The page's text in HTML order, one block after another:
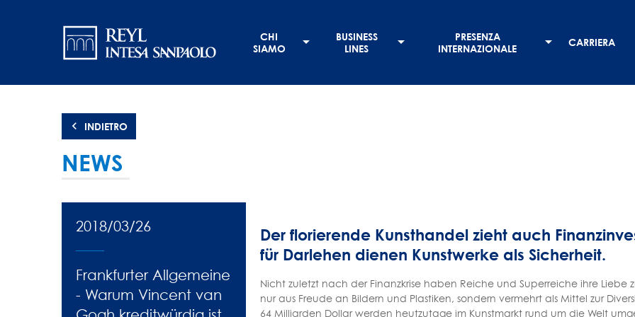
principale
CHI
SIAMO
BUSINESS
LINES
PRESENZA
INTERNAZIONALE
CARRIERA
INDIETRO
NEWS
2018/03/26
Frankfurter Allgemeine
- Warum Vincent van
Der florierende Kunsthandel zieht auch
für Darlehen dienen Kunstwerke als Sicherheit.
Nicht zuletzt nach der Finanzkrise haben Reiche und Superreiche ihre Liebe
nur aus Freude an Bildern und Plastiken, sondern vermehrt als Mittel zur
64 Milliarden Dollar werden heutzutage im Kunstmarkt rund um die Welt